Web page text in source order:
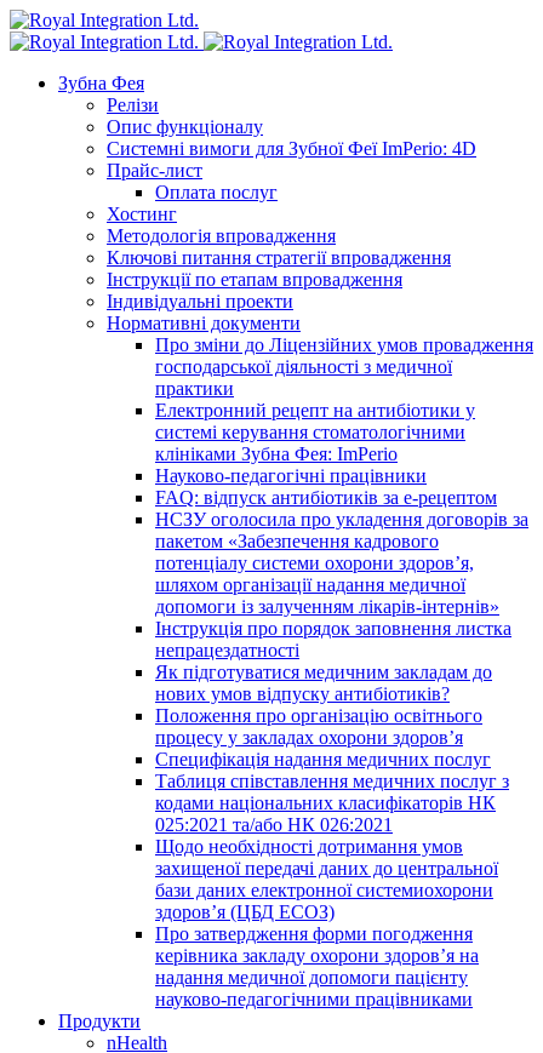
Зубна Фея
Релізи
Опис функціоналу
Системні вимоги для Зубної Феї ImPerio: 4D
Прайс-лист
Оплата послуг
Хостинг
Методологія впровадження
Ключові питання стратегії впровадження
Інструкції по етапам впровадження
Індивідуальні проекти
Нормативні документи
Про зміни до Ліцензійних умов провадження
господарської діяльності з медичної
практики
Електронний рецепт на антибіотики у
системі керування стоматологічними
клініками Зубна Фея: ImPerio
Науково-педагогічні працівники
FAQ: відпуск антибіотиків за е-рецептом
НСЗУ оголосила про укладення договорів за
пакетом «Забезпечення кадрового
потенціалу системи охорони здоров’я,
шляхом організації надання медичної
допомоги із залученням лікарів-інтернів»
Інструкція про порядок заповнення листка
непрацездатності
Як підготуватися медичним закладам до
нових умов відпуску антибіотиків?
Положення про організацію освітнього
процесу у закладах охорони здоров’я
Специфікація надання медичних послуг
Таблиця співставлення медичних послуг з
кодами національних класифікаторів НК
025:2021 та/або НК 026:2021
Щодо необхідності дотримання умов
захищеної передачі даних до центральної
бази даних електронної системиохорони
здоров’я (ЦБД ЕСОЗ)
Про затвердження форми погодження
керівника закладу охорони здоров’я на
надання медичної допомоги пацієнту
науково-педагогічними працівниками
Продукти
nHealth